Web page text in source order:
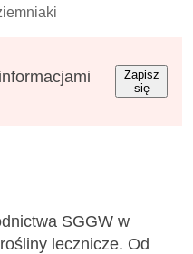
Zapisz
się
SGGW w
lecznicze. Od